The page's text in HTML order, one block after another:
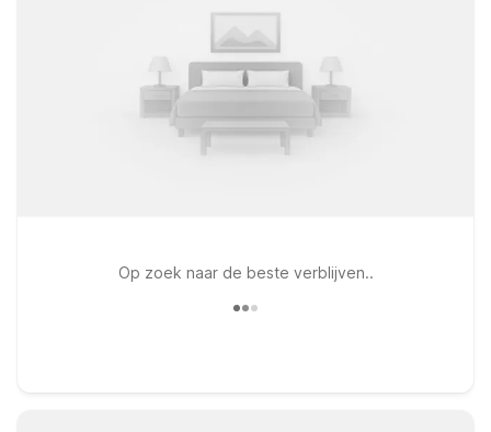
Op zoek naar de beste verblijven..